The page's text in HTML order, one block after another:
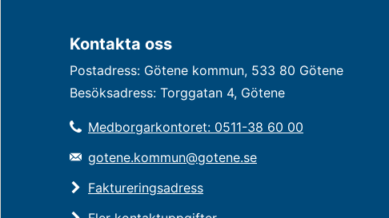
Kontakta oss
Postadress: Götene kommun, 533 80 Götene
Besöksadress: Torggatan 4, Götene
Medborgarkontoret: 0511-38 60 00
gotene.kommun@gotene.se
Faktureringsadress